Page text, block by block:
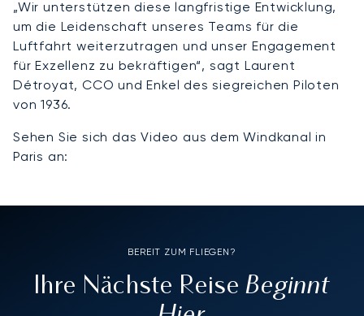
„Wir unterstützen diese langfristige Entwicklung,
um die Leidenschaft unseres Teams für die
Luftfahrt weiterzutragen und unser Engagement
für Exzellenz zu bekräftigen“, sagt Laurent
Détroyat, CCO und Enkel des siegreichen Piloten
von 1936.
Sehen Sie sich das Video aus dem Windkanal in
Paris an:
BEREIT ZUM FLIEGEN?
Ihre Nächste ReiseBeginnt